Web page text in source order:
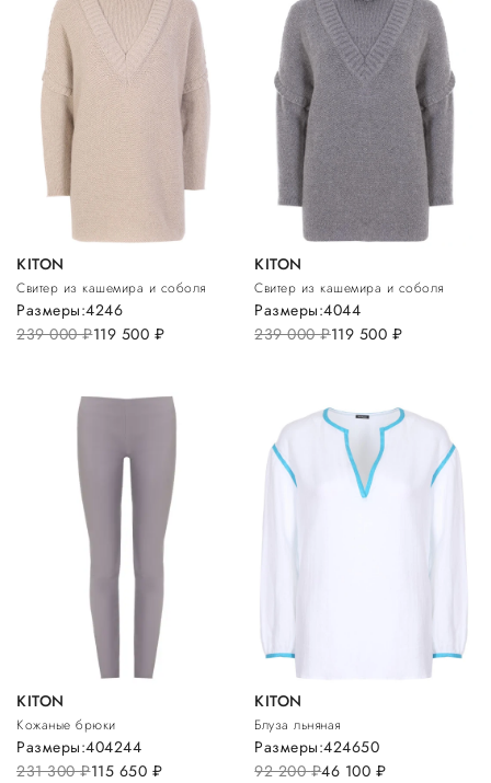
KITON
Свитер из кашемира и соболя
239 000руб.119 500 руб.
Размеры:4246
KITON
Свитер из кашемира и соболя
239 000руб.119 500 руб.
Размеры:4044
KITON
Кожаные брюки
231 300руб.115 650 руб.
Размеры:404244
KITON
Блуза льняная
92 200руб.46 100 руб.
Размеры:424650